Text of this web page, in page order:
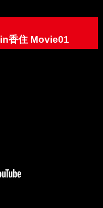
香住 Movie01